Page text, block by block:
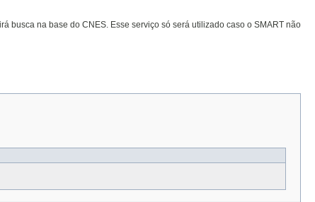
busca na base do CNES. Esse serviço só será utilizado caso o SMART não